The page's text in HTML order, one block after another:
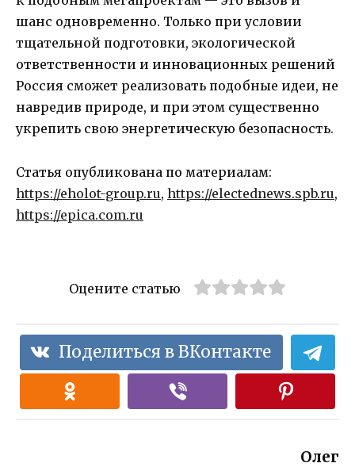
шанс одновременно. Только при условии
тщательной подготовки, экологической
ответственности и инновационных решений
Россия сможет реализовать подобные идеи, не
навредив природе, и при этом существенно
укрепить свою энергетическую безопасность.
Статья опубликована по материалам:
https://eholot-group.ru, https://electednews.spb.ru,
https://epica.com.ru
Оцените статью
Поделиться в ВКонтакте
Олег